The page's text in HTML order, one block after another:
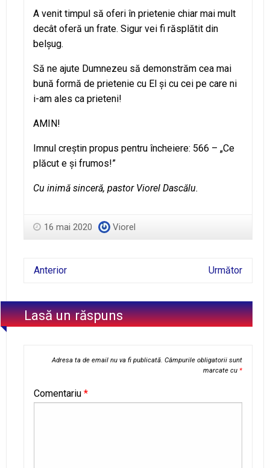
A venit timpul să oferi în prietenie chiar mai mult
decât oferă un frate. Sigur vei fi răsplătit din
belşug.
Să ne ajute Dumnezeu să demonstrăm cea mai
bună formă de prietenie cu El şi cu cei pe care ni
i-am ales ca prieteni!
AMIN!
Imnul creştin propus pentru încheiere: 566 – „Ce
plăcut e şi frumos!”
Cu inimă sinceră, pastor Viorel Dascălu.
16 mai 2020 Viorel
Anterior Următor
Lasă un răspuns
Adresa ta de email nu va fi publicată. Câmpurile obligatorii sunt
marcate cu *
Comentariu *